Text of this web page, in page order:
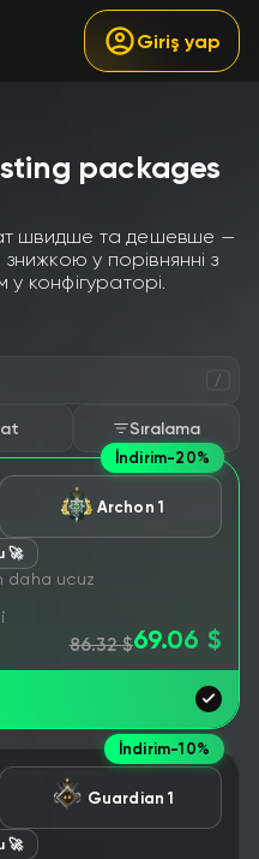
Giriş yap
packages
швидше та дешевше —
у порівнянні з
у конфігураторі.
/
Sıralama
İndirim-20%
Archon 1
🚀
daha ucuz
86.32 $69.06 $
İndirim-10%
Guardian 1
🚀